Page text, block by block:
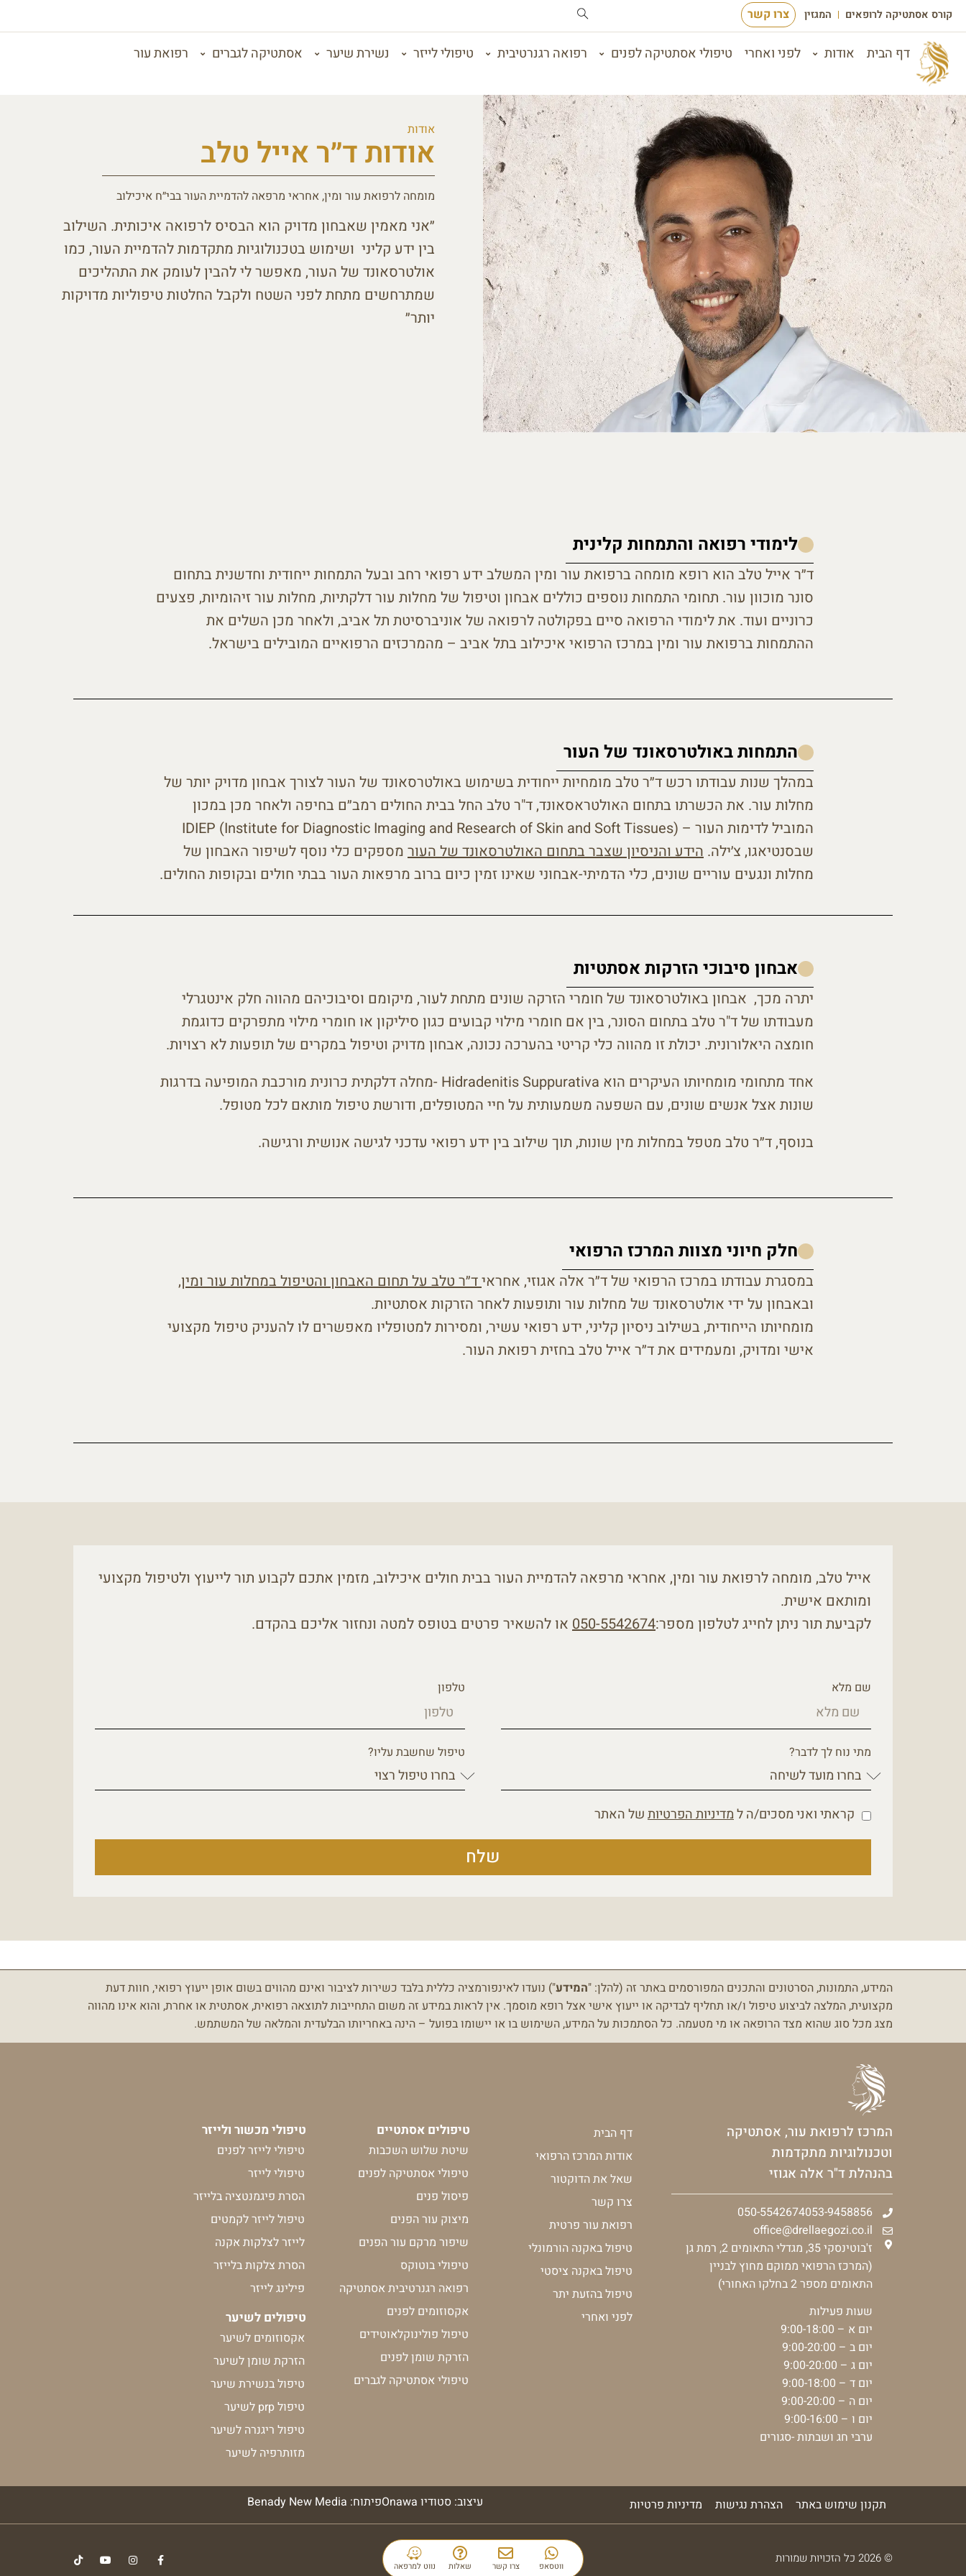
קורס אסתטיקה לרופאים המגזין צרו קשר
דף הבית אודות לפני ואחרי טיפולי אסתטיקה לפנים רפואה רגנרטיבית טיפולי לייזר נשירת שיער אסתטיקה לגברים רפואת עור
אודות
אודות ד״ר אייל טלב
מומחה לרפואת עור ומין, אחראי מרפאה להדמיית העור בבי״ח איכילוב
״אני מאמין שאבחון מדויק הוא הבסיס לרפואה איכותית. השילוב
בין ידע קליני ושימוש בטכנולוגיות מתקדמות להדמיית העור, כמו
אולטרסאונד של העור, מאפשר לי להבין לעומק את התהליכים
שמתרחשים מתחת לפני השטח ולקבל החלטות טיפוליות מדויקות
יותר״
לימודי רפואה והתמחות קלינית
ד״ר אייל טלב הוא רופא מומחה ברפואת עור ומין המשלב ידע רפואי רחב ובעל התמחות ייחודית וחדשנית בתחום
סונר מוכוון עור. תחומי התמחות נוספים כוללים אבחון וטיפול של מחלות עור דלקתיות, מחלות עור זיהומיות, פצעים
כרוניים ועוד. את לימודי הרפואה סיים בפקולטה לרפואה של אוניברסיטת תל אביב, ולאחר מכן השלים את
ההתמחות ברפואת עור ומין במרכז הרפואי איכילוב בתל אביב – מהמרכזים הרפואיים המובילים בישראל.
התמחות באולטרסאונד של העור
במהלך שנות עבודתו רכש ד״ר טלב מומחיות ייחודית בשימוש באולטרסאונד של העור לצורך אבחון מדויק יותר של
מחלות עור. את הכשרתו בתחום האולטראסאונד, ד"ר טלב החל בבית החולים רמב״ם בחיפה ולאחר מכן במכון
המוביל לדימות העור – IDIEP (Institute for Diagnostic Imaging and Research of Skin and Soft Tissues)
שבסנטיאגו, צ׳ילה. הידע והניסיון שצבר בתחום האולטרסאונד של העור מספקים כלי נוסף לשיפור האבחון של
מחלות ונגעים עוריים שונים, כלי הדמיתי-אבחוני שאינו זמין כיום ברוב מרפאות העור בבתי חולים ובקופות החולים.
אבחון סיבוכי הזרקות אסתטיות
יתרה מכך, אבחון באולטרסאונד של חומרי הזרקה שונים מתחת לעור, מיקומם וסיבוכיהם מהווה חלק אינטגרלי
מעבודתו של ד"ר טלב בתחום הסונר, בין אם חומרי מילוי קבועים כגון סיליקון או חומרי מילוי מתפרקים כדוגמת
חומצה היאלורונית. יכולת זו מהווה כלי קריטי בהערכה נכונה, אבחון מדויק וטיפול במקרים של תופעות לא רצויות.
אחד מתחומי מומחיותו העיקרים הוא Hidradenitis Suppurativa -מחלה דלקתית כרונית מורכבת המופיעה בדרגות
שונות אצל אנשים שונים, עם השפעה משמעותית על חיי המטופלים, ודורשת טיפול מותאם לכל מטופל.
בנוסף, ד״ר טלב מטפל במחלות מין שונות, תוך שילוב בין ידע רפואי עדכני לגישה אנושית ורגישה.
חלק חיוני מצוות המרכז הרפואי
במסגרת עבודתו במרכז הרפואי של ד״ר אלה אגוזי, אחראיד״ר טלב על תחום האבחון והטיפול במחלות עור ומין,
ובאבחון על ידי אולטרסאונד של מחלות עור ותופעות לאחר הזרקות אסתטיות.
מומחיותו הייחודית, בשילוב ניסיון קליני, ידע רפואי עשיר, ומסירות למטופליו מאפשרים לו להעניק טיפול מקצועי
אישי ומדויק, ומעמידים את ד״ר אייל טלב בחזית רפואת העור.
אייל טלב, מומחה לרפואת עור ומין, אחראי מרפאה להדמיית העור בבית חולים איכילוב, מזמין אתכם לקבוע תור לייעוץ ולטיפול מקצועי
ומותאם אישית.
לקביעת תור ניתן לחייג לטלפון מספר:050-5542674 או להשאיר פרטים בטופס למטה ונחזור אליכם בהקדם.
שם מלא טלפון
מתי נוח לך לדבר? טיפול שחשבת עליו?
קראתי ואני מסכים/ה למדיניות הפרטיותשל האתר
שלח
ווטסאפ צרו קשר שאלות נווט למרפאה
המידע, התמונות, הסרטונים והתכנים המפורסמים באתר זה (להלן: "המידע") נועדו לאינפורמציה כללית בלבד כשירות לציבור ואינם מהווים בשום אופן ייעוץ רפואי, חוות דעת
מקצועית, המלצה לביצוע טיפול ו/או תחליף לבדיקה או ייעוץ אישי אצל רופא מוסמך. אין לראות במידע זה משום התחייבות לתוצאה רפואית, אסתטית או אחרת, והוא אינו מהווה
מצג מכל סוג שהוא מצד הרופאה או מי מטעמה. כל הסתמכות על המידע, השימוש בו או יישומו בפועל – הינה באחריותו הבלעדית והמלאה של המשתמש.
המרכז לרפואת עור, אסתטיקה
וטכנולוגיות מתקדמות
בהנהלת ד"ר אלה אגוזי
053-9458856
050-5542674
office@drellaegozi.co.il
ז'בוטינסקי 35, מגדלי התאומים 2, רמת גן
(המרכז הרפואי ממוקם מחוץ לבניין
התאומים מספר 2 בחלקו האחורי)
שעות פעילות
יום א – 9:00-18:00
יום ב – 9:00-20:00
יום ג – 9:00-20:00
יום ד – 9:00-18:00
יום ה – 9:00-20:00
יום ו – 9:00-16:00
ערבי חג ושבתות -סגורים
דף הבית
אודות המרכז הרפואי
שאל את הדוקטור
צרו קשר
רפואת עור פרטית
טיפול באקנה הורמונלי
טיפול באקנה ציסטי
טיפול בהזעת יתר
לפני ואחרי
טיפולים אסתטיים
שיטת שלוש השכבות
טיפולי אסתטיקה לפנים
פיסול פנים
מיצוק עור הפנים
שיפור מרקם עור הפנים
טיפולי בוטוקס
רפואה רגנרטיבית אסתטיקה
אקסוזומים לפנים
טיפול פולינוקלאוטידים
הזרקת שומן לפנים
טיפולי אסתטיקה לגברים
טיפולי מכשור ולייזר
טיפולי לייזר לפנים
טיפולי לייזר
הסרת פיגמנטציה בלייזר
טיפול לייזר לקמטים
לייזר לצלקות אקנה
הסרת צלקות בלייזר
פילינג לייזר
טיפולים לשיער
אקסוזומים לשיער
הזרקת שומן לשיער
טיפול בנשירת שיער
טיפול prp לשיער
טיפול ריגנרה לשיער
מזותרפיה לשיער
תקנון שימוש באתר הצהרת נגישות מדיניות פרטיות עיצוב: סטודיו Onawa פיתוח: Benady New Media
© 2026 כל הזכויות שמורות